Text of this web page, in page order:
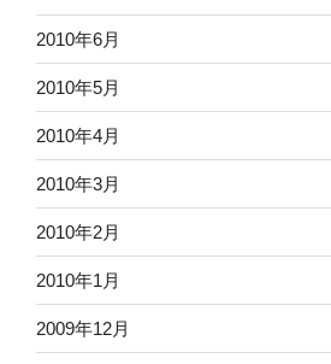
2010年6月
2010年5月
2010年4月
2010年3月
2010年2月
2010年1月
2009年12月